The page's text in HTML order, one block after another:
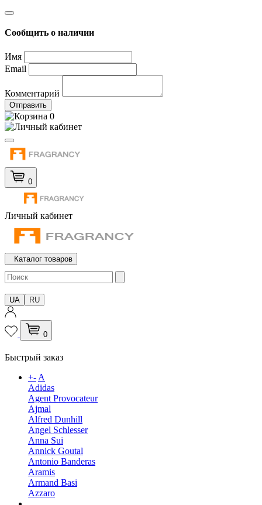
Сообщить о наличии
Имя
Email
Комментарий
Отправить
0
0
Личный кабинет
Каталог товаров
UA RU
0
Быстрый заказ
+-A
Adidas
Agent Provocateur
Ajmal
Alfred Dunhill
Angel Schlesser
Anna Sui
Annick Goutal
Antonio Banderas
Aramis
Armand Basi
Azzaro